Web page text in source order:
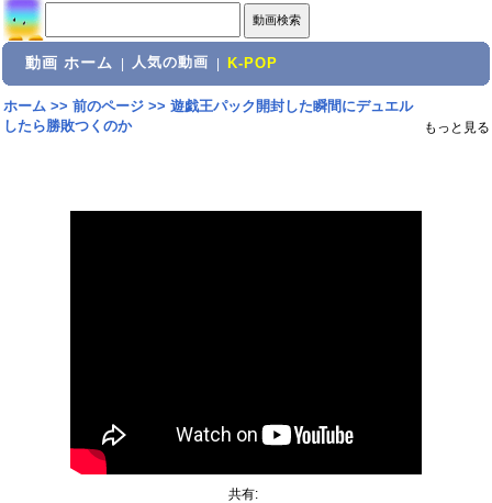
動画 ホーム 人気の動画 K-POP
ホーム>> 前のページ>> 遊戯王パック開封した瞬間にデュエル
したら勝敗つくのか
もっと見る
共有: